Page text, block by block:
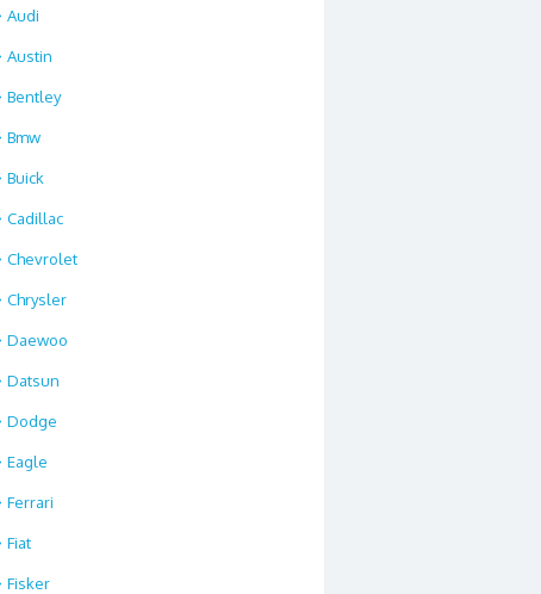
Audi
Austin
Bentley
Bmw
Buick
Cadillac
Chevrolet
Chrysler
Daewoo
Datsun
Dodge
Eagle
Ferrari
Fiat
Fisker